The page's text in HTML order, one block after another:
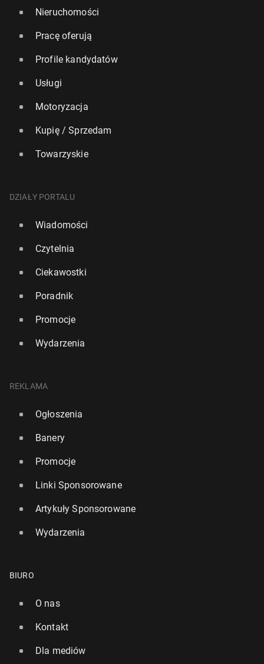
Nieruchomości
Pracę oferują
Profile kandydatów
Usługi
Motoryzacja
Kupię / Sprzedam
Towarzyskie
DZIAŁY PORTALU
Wiadomości
Czytelnia
Ciekawostki
Poradnik
Promocje
Wydarzenia
REKLAMA
Ogłoszenia
Banery
Promocje
Linki Sponsorowane
Artykuły Sponsorowane
Wydarzenia
BIURO
O nas
Kontakt
Dla mediów